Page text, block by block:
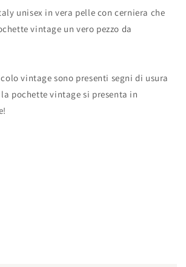
unisex in vera pelle con cerniera che
vintage un vero pezzo da
vintage sono presenti segni di usura
pochette vintage si presenta in